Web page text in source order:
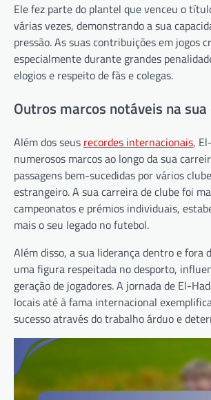
Ele fez parte do plantel que venceu o
várias vezes, demonstrando a sua
pressão. As suas contribuições em jogos
especialmente durante grandes
elogios e respeito de fãs e colegas.
Outros marcos notáveis na
Além dos seus recordes internacionais,
numerosos marcos ao longo da sua
passagens bem-sucedidas por vários
estrangeiro. A sua carreira de clube foi
campeonatos e prémios individuais,
mais o seu legado no futebol.
Além disso, a sua liderança dentro e fora
uma figura respeitada no desporto,
geração de jogadores. A jornada de El-
locais até à fama internacional
sucesso através do trabalho árduo e